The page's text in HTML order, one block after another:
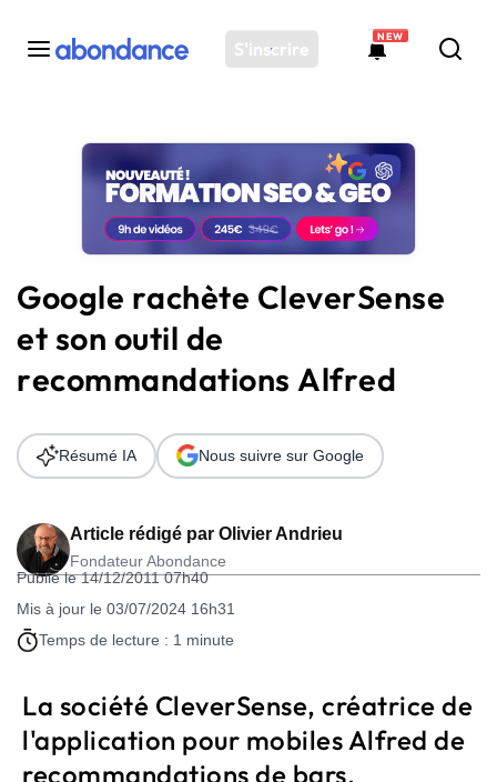
S'inscrire
NEW
Toutes les actus
Actus SEO
Plateforme
Solutions
Ressources
Audit SEO
Google rachète CleverSense
et son outil de
recommandations Alfred
Article rédigé par Olivier Andrieu
Fondateur Abondance
Publié le 14/12/2011 07h40
Mis à jour le 03/07/2024 16h31
Temps de lecture : 1 minute
Résumé IA Nous suivre sur Google
La société CleverSense, créatrice de
l'application pour mobiles Alfred de
recommandations de bars,